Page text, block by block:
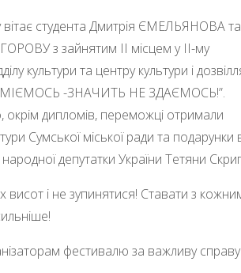
студента Дмитрія ЄМЕЛЬЯНОВА та
з зайнятим ІІ місцем у ІІ-му
культури та центру культури і
“СМІЄМОСЬ -ЗНАЧИТЬ НЕ ЗДАЄМОСЬ!”.
дипломів, переможці отримали
Сумської міської ради та подарунки
депутатки України Тетяни
і не зупинятися! Ставати з
фестивалю за важливу